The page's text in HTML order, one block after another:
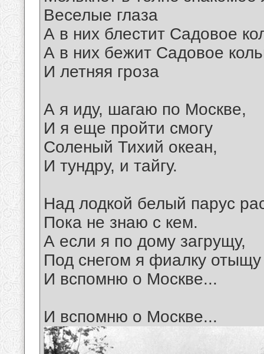
Веселые глаза
А в них блестит Садовое
А в них бежит Садовое
И летняя гроза
А я иду, шагаю по Москве,
И я еще пройти смогу
Соленый Тихий океан,
И тундру, и тайгу.
Над лодкой белый парус
Пока не знаю с кем.
А если я по дому загрущу,
Под снегом я фиалку отыщу
И вспомню о Москве...
И вспомню о Москве...